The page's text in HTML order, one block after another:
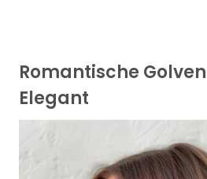
Romantische
Elegant